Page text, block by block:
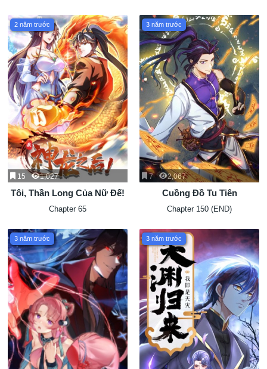
2 năm trước
15 1,027
Tôi, Thần Long Của Nữ Đế!
Chapter 65
3 năm trước
7 2,067
Cuồng Đồ Tu Tiên
Chapter 150 (END)
3 năm trước 3 năm trước